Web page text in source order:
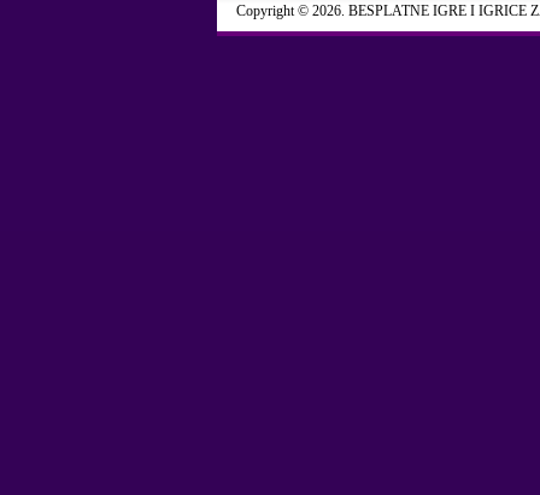
Copyright © 2026. BESPLATNE IGRE I IGRICE